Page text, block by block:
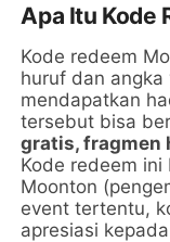
Apa Itu Kode
Kode redeem
huruf dan
mendapatkan
tersebut bisa
gratis, fragmen
Kode redeem
Moonton
event tertentu,
apresiasi